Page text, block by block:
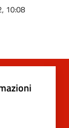
10:08